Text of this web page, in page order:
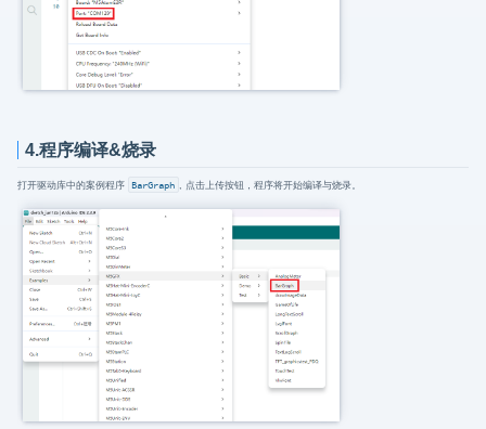
4.程序编译&烧录
打开驱动库中的案例程序 BarGraph , 点击上传按钮，程序将开始编译与烧录。